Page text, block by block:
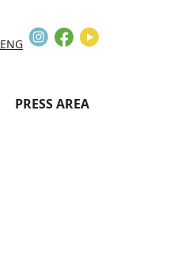
Search
ENG
InstagramFacebook
PRESS AREA